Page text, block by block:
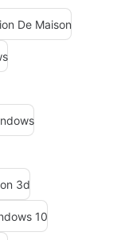
De Maison
3d
10